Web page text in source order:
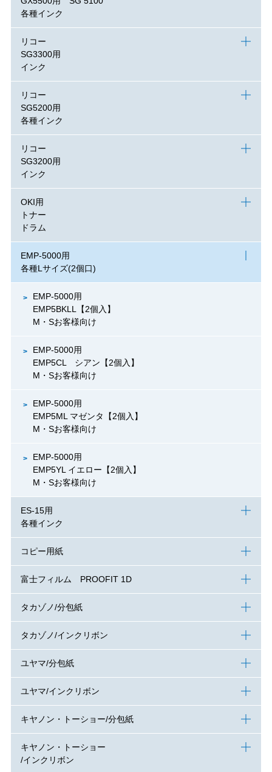
各種インク
リコー
SG3300用
インク
リコー
SG5200用
各種インク
リコー
SG3200用
インク
OKI用
トナー
ドラム
EMP-5000用
各種Lサイズ(2個口)
EMP-5000用
EMP5BKLL【2個入】
M・Sお客様向け
EMP-5000用
EMP5CL シアン【2個入】
M・Sお客様向け
EMP-5000用
EMP5ML マゼンタ【2個入】
M・Sお客様向け
EMP-5000用
EMP5YL イエロー【2個入】
M・Sお客様向け
ES-15用
各種インク
コピー用紙
富士フィルム PROOFIT 1D
タカゾノ/分包紙
タカゾノ/インクリボン
ユヤマ/分包紙
ユヤマ/インクリボン
キヤノン・トーショー/分包紙
キヤノン・トーショー
/インクリボン